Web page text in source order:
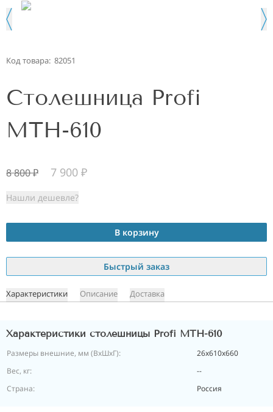
Код товара: 82051
Столешница Profi
MTH-610
8 800₽ 7 900 ₽
Нашли дешевле?
В корзину
Быстрый заказ
Характеристики Описание Доставка
Характеристики столешницы Profi MTH-610
Размеры внешние, мм (ВхШхГ):
26x610x660
Вес, кг:
--
Страна:
Россия